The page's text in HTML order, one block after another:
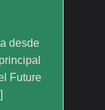
desde
Future